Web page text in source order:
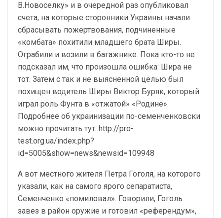
В.Новоселку» и в очередной раз опубликовал
счета, на которые сторонники Украины начали
сбрасывать пожертвования, подчиненные
«комбата» похитили младшего брата Ширы.
Ограбили и возили в багажнике. Пока кто-то не
подсказал им, что произошла ошибка: Шира не
тот. Затем с так и не выясненной целью был
похищен водитель Ширы Виктор Буряк, который
играл роль Фунта в «отжатой» «Родине».
Подробнее об украинизации по-семенченковски
можно прочитать тут: http://pro-
test.org.ua/index.php?
id=5005&show=news&newsid=109948
А вот местного жителя Петра Гоголя, на которого
указали, как на самого ярого сепаратиста,
Семенченко «помиловал». Говорили, Гоголь
завез в район оружие и готовил «референдум»,